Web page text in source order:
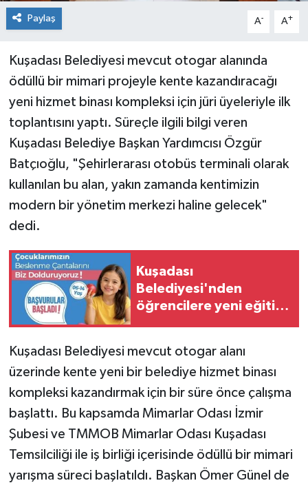
Paylaş A- A+
Kuşadası Belediyesi mevcut otogar alanında
ödüllü bir mimari projeyle kente kazandıracağı
yeni hizmet binası kompleksi için jüri üyeleriyle ilk
toplantısını yaptı. Süreçle ilgili bilgi veren
Kuşadası Belediye Başkan Yardımcısı Özgür
Batçıoğlu, "Şehirlerarası otobüs terminali olarak
kullanılan bu alan, yakın zamanda kentimizin
modern bir yönetim merkezi haline gelecek"
dedi.
Kuşadası
Belediyesi'nden
öğrencilere yeni eğitim
Kuşadası Belediyesi mevcut otogar alanı
üzerinde kente yeni bir belediye hizmet binası
kompleksi kazandırmak için bir süre önce çalışma
başlattı. Bu kapsamda Mimarlar Odası İzmir
Şubesi ve TMMOB Mimarlar Odası Kuşadası
Temsilciliği ile iş birliği içerisinde ödüllü bir mimari
yarışma süreci başlatıldı. Başkan Ömer Günel de